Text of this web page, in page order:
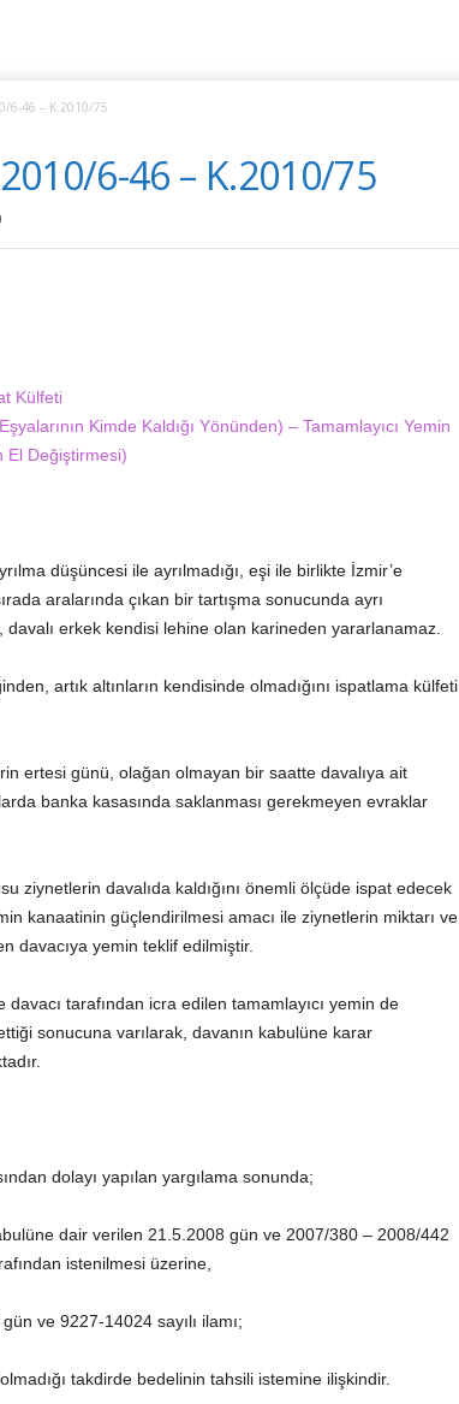
6-46 – K.2010/75
6-46 – K.2010/75
Külfeti
Kimde Kaldığı Yönünden) – Tamamlayıcı Yemin
El Değiştirmesi)
düşüncesi ile ayrılmadığı, eşi ile birlikte İzmir’e
aralarında çıkan bir tartışma sonucunda ayrı
erkek kendisi lehine olan karineden yararlanamaz.
artık altınların kendisinde olmadığını ispatlama külfeti
ertesi günü, olağan olmayan bir saatte davalıya ait
banka kasasında saklanması gerekmeyen evraklar
ziynetlerin davalıda kaldığını önemli ölçüde ispat edecek
kanaatinin güçlendirilmesi amacı ile ziynetlerin miktarı ve
davacıya yemin teklif edilmiştir.
tarafından icra edilen tamamlayıcı yemin de
sonucuna varılarak, davanın kabulüne karar
dolayı yapılan yargılama sonunda;
dair verilen 21.5.2008 gün ve 2007/380 – 2008/442
istenilmesi üzerine,
ve 9227-14024 sayılı ilamı;
takdirde bedelinin tahsili istemine ilişkindir.